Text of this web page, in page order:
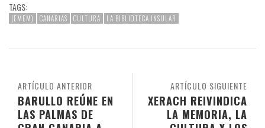
TAGS:
(EMEM) CANARIAS CULTURA LA BIBLIOTECA INSULAR
ARTÍCULO SIGUIENTE
XERACH REIVINDICA
LA MEMORIA, LA
ARTÍCULO ANTERIOR
BARULLO REÚNE EN
LAS PALMAS DE